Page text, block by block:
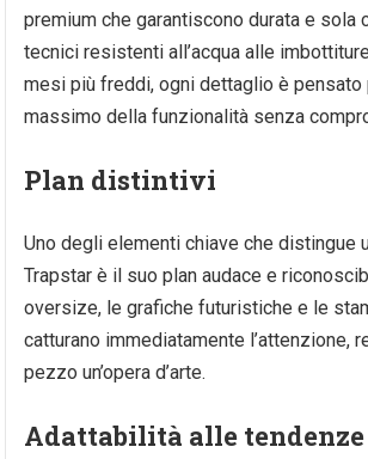
premium che garantiscono durata e sola
tecnici resistenti all’acqua alle
mesi più freddi, ogni dettaglio è
massimo della funzionalità senza
Plan distintivi
Uno degli elementi chiave che distingue
Trapstar è il suo plan audace e
oversize, le grafiche futuristiche e le
catturano immediatamente l’attenzione,
pezzo un’opera d’arte.
Adattabilità alle tendenze